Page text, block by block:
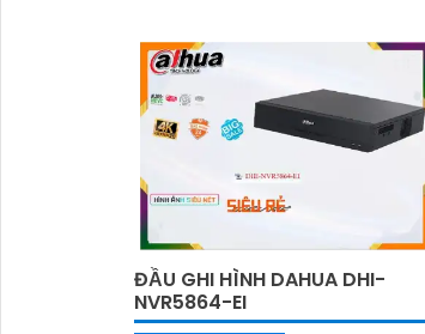
ĐẦU GHI HÌNH DAHUA DHI-
NVR5864-EI